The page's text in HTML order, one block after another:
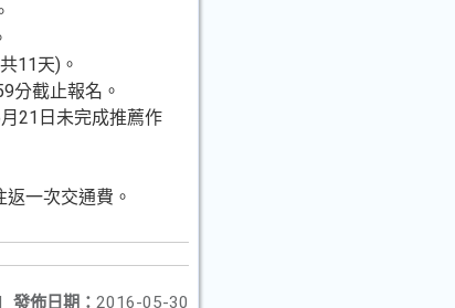
11天)。
分截止報名。
21日未完成推薦作
一次交通費。
發佈日期： 2016-05-30
|